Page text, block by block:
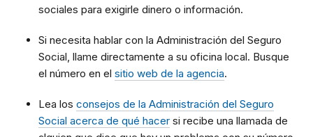
sociales para exigirle dinero o información.
Si necesita hablar con la Administración del Seguro
Social, llame directamente a su oficina local. Busque
el número en el sitio web de la agencia.
Lea los consejos de la Administración del Seguro
Social acerca de qué hacer si recibe una llamada de